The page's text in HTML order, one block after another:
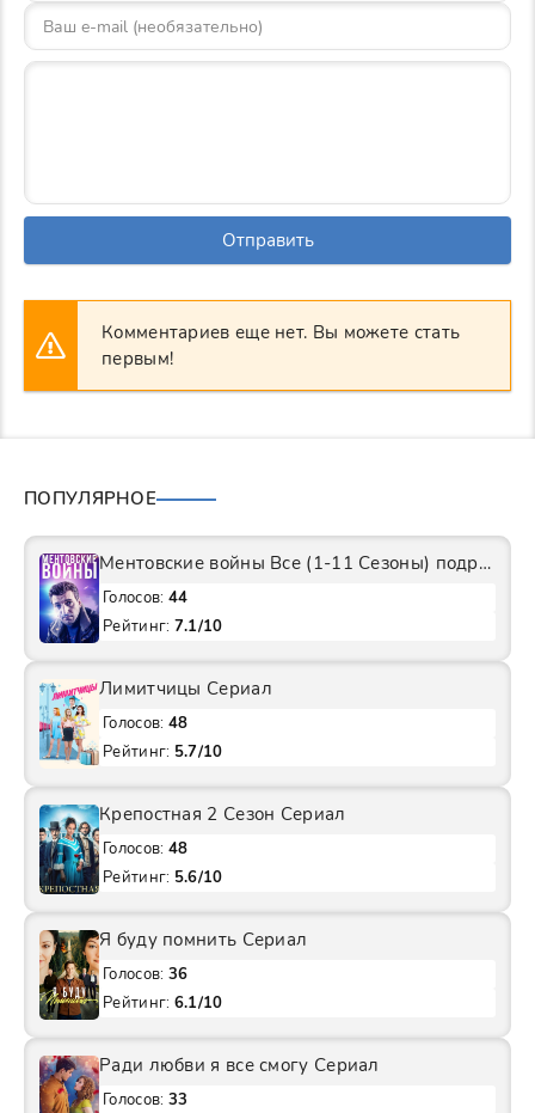
Отправить
Комментариев еще нет. Вы можете стать
первым!
ПОПУЛЯРНОЕ
Ментовские войны Все (1-11 Сезоны) подряд Сериал
Голосов: 44
Рейтинг: 7.1/10
Лимитчицы Сериал
Голосов: 48
Рейтинг: 5.7/10
Крепостная 2 Сезон Сериал
Голосов: 48
Рейтинг: 5.6/10
Я буду помнить Сериал
Голосов: 36
Рейтинг: 6.1/10
Ради любви я все смогу Сериал
Голосов: 33